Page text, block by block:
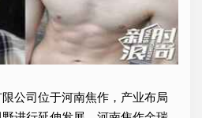
公司位于河南焦作，产业布局